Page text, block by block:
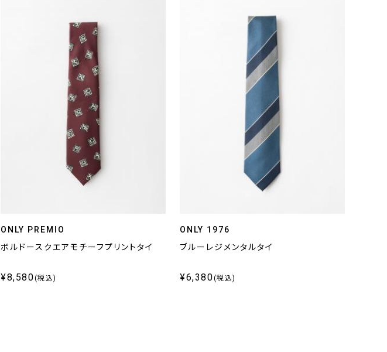
ONLY PREMIO
ボルドースクエアモチーフプリントタイ
¥8,580(税込)
ONLY 1976
ブルーレジメンタルタイ
¥6,380(税込)